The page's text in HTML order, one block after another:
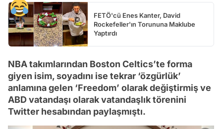
FETÖ'cü Enes Kanter, David
Rockefeller'ın Torununa Maklube
Yaptırdı
NBA takımlarından Boston Celtics’te forma
giyen isim, soyadını ise tekrar ‘özgürlük’
anlamına gelen ‘Freedom’ olarak değiştirmiş ve
ABD vatandaşı olarak vatandaşlık törenini
Twitter hesabından paylaşmıştı.